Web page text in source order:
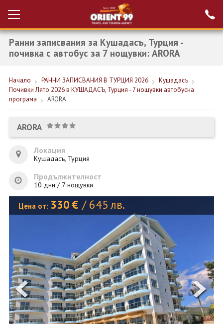
Вход за агенти
Проверка на
резервация
НОВА ГОДИНА ТУРЦИЯ
НОВА ГОДИНА
ПОЧИВКИ
КРУИЗИ
ЕКЗОТИКА
КОНТАКТИ
ФИРМЕНИ ДОКУМЕНТИ
0700 144 34 Запитване
ПОСЛЕДВАЙТЕ НИ
Ранни записвания за Кушадасъ, Турция -
почивка с автобус за 7 нощувки: ARORA
Начало РАННИ ЗАПИСВАНИЯ В ТУРЦИЯ 2026
Кушадасъ
Почивки Лято 2026 в КУШАДАСЪ, Турция - 7 нощувки автобусна
програма
ARORA
ARORA
Локация
Кушадасъ, Турция
Продължителност
10 дни / 7 нощувки
Цена от: 330€ / 645 лв.